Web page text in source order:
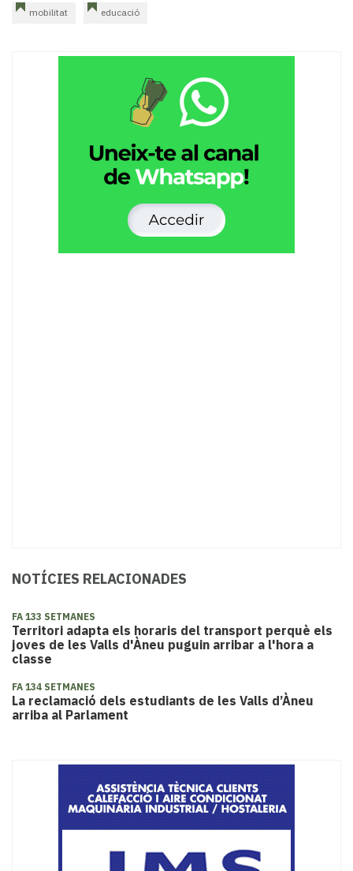
mobilitat educació
NOTÍCIES RELACIONADES
FA 133 SETMANES
Territori adapta els horaris del transport perquè els
joves de les Valls d'Àneu puguin arribar a l'hora a
classe
FA 134 SETMANES
La reclamació dels estudiants de les Valls d’Àneu
arriba al Parlament